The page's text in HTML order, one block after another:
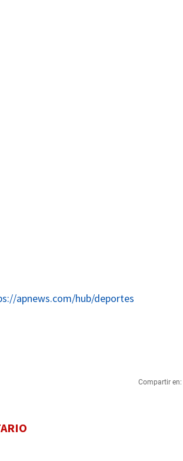
apnews.com/hub/deportes
Compartir en: